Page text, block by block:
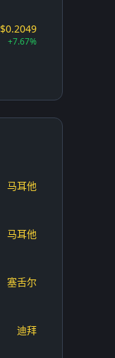
$0.2049
+7.67%
马耳他
马耳他
塞舌尔
迪拜